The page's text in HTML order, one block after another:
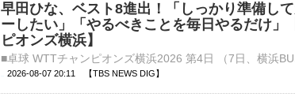
早田ひな、ベスト8進出！「しっかり準備し
ーしたい」「やるべきことを毎日やるだけ」
ピオンズ横浜】
2026-08-07 20:11 【TBS NEWS DIG】